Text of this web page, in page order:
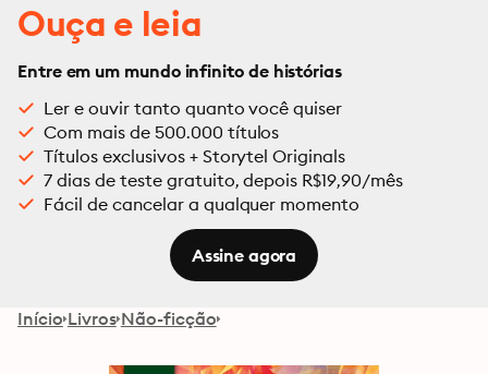
Ouça e leia
Entre em um mundo infinito de histórias
Ler e ouvir tanto quanto você quiser
Com mais de 500.000 títulos
Títulos exclusivos + Storytel Originals
7 dias de teste gratuito, depois R$19,90/mês
Fácil de cancelar a qualquer momento
Assine agora
Início Livros Não-ficção